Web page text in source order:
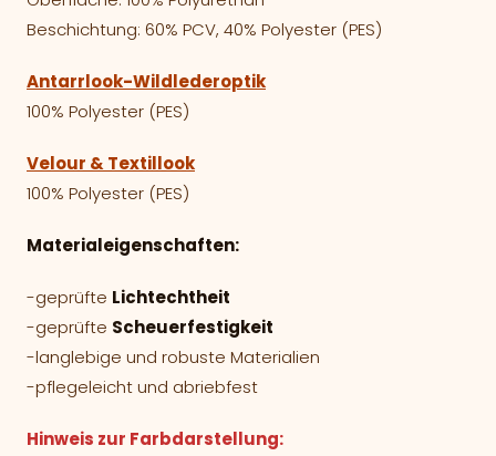
Beschichtung: 60% PCV, 40% Polyester (PES)
Antarrlook-Wildlederoptik
100% Polyester (PES)
Velour & Textillook
100% Polyester (PES)
Materialeigenschaften:
-geprüfte Lichtechtheit
-geprüfte Scheuerfestigkeit
-langlebige und robuste Materialien
-pflegeleicht und abriebfest
Hinweis zur Farbdarstellung: